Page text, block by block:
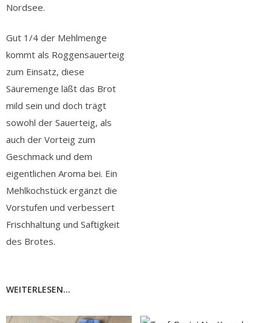
Nordsee.
Gut 1/4 der Mehlmenge
kommt als Roggensauerteig
zum Einsatz, diese
Säuremenge läßt das Brot
mild sein und doch trägt
sowohl der Sauerteig, als
auch der Vorteig zum
Geschmack und dem
eigentlichen Aroma bei. Ein
Mehlkochstück ergänzt die
Vorstufen und verbessert
Frischhaltung und Saftigkeit
des Brotes.
WEITERLESEN...